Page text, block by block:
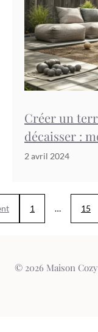
Créer un
décaisser :
2 avril 2024
1 … 15
© 2026 Maison Cozy |